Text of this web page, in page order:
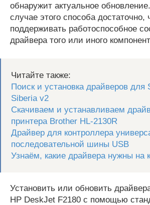
обнаружит актуальное
случае этого способа достаточно,
поддерживать работоспособное
драйвера того или иного
Читайте также:
Поиск и установка драйверов для
Siberia v2
Скачиваем и устанавливаем
принтера Brother HL-2130R
Драйвер для контроллера
последовательной шины USB
Узнаём, какие драйвера нужны на
Установить или обновить
HP DeskJet F2180 с помощью